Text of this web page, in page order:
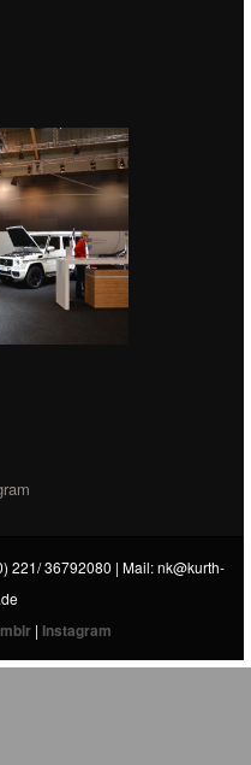
221/ 36792080 | Mail:nk@kurth-
| Instagram